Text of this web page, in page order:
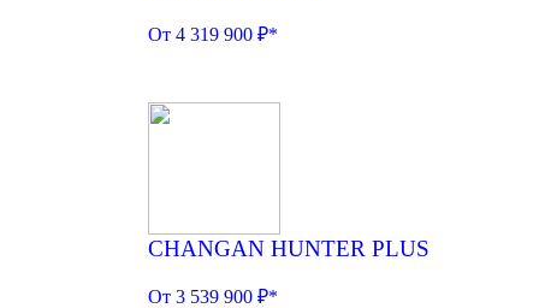
От 4 319 900 ₽*
CHANGAN HUNTER PLUS
От 3 539 900 ₽*